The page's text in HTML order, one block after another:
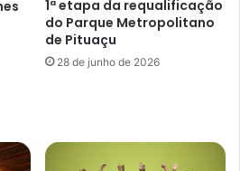
1ª etapa da requalificação
do Parque Metropolitano
de Pituaçu
28 de junho de 2026